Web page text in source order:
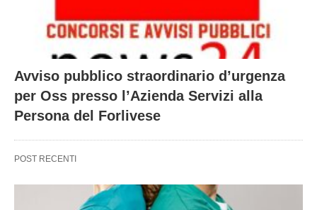
Avviso pubblico straordinario d’urgenza
per Oss presso l’Azienda Servizi alla
Persona del Forlivese
POST RECENTI